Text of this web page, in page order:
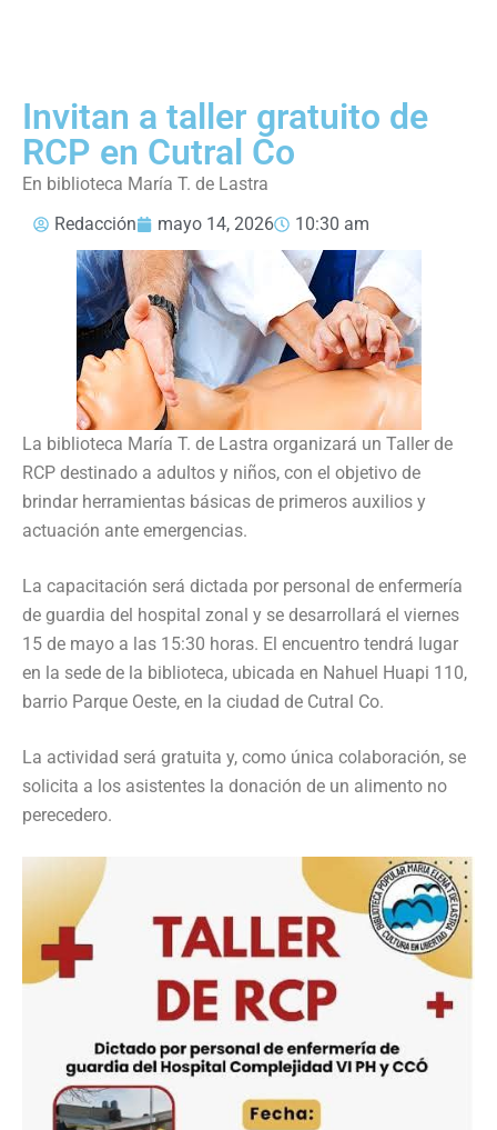
Invitan a taller gratuito de
RCP en Cutral Co
En biblioteca María T. de Lastra
Redacción
mayo 14, 2026 10:30 am
La biblioteca María T. de Lastra organizará un Taller de
RCP destinado a adultos y niños, con el objetivo de
brindar herramientas básicas de primeros auxilios y
actuación ante emergencias.
La capacitación será dictada por personal de enfermería
de guardia del hospital zonal y se desarrollará el viernes
15 de mayo a las 15:30 horas. El encuentro tendrá lugar
en la sede de la biblioteca, ubicada en Nahuel Huapi 110,
barrio Parque Oeste, en la ciudad de Cutral Co.
La actividad será gratuita y, como única colaboración, se
solicita a los asistentes la donación de un alimento no
perecedero.